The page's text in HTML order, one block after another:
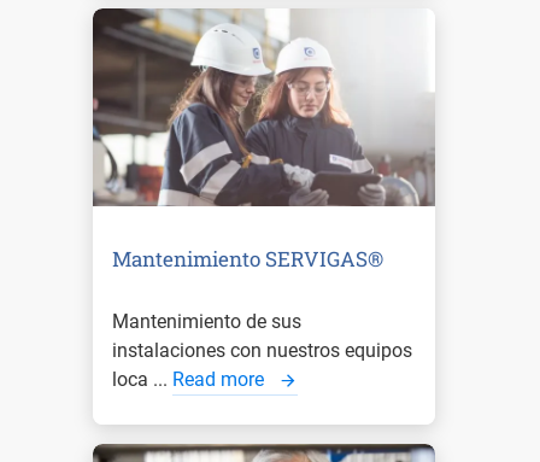
Mantenimiento SERVIGAS®
Mantenimiento de sus
instalaciones con nuestros equipos
loca ... Read more